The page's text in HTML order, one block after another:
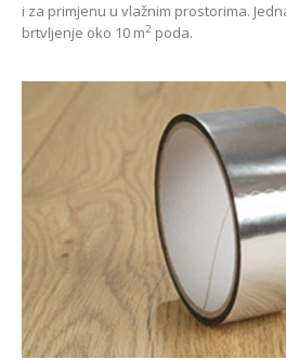
i za primjenu u vlažnim prostorima.
brtvljenje oko 10 m2 poda.